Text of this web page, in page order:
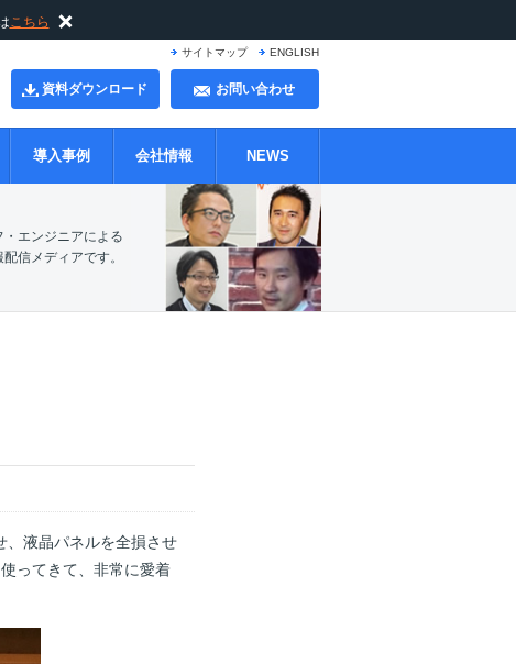
こちら
ENGLISH
サイトマップ
お問い合わせ
資料ダウンロード
導入事例 会社情報 NEWS
エンジニアによる
信メディアです。
、液晶パネルを全損させ
ってきて、非常に愛着